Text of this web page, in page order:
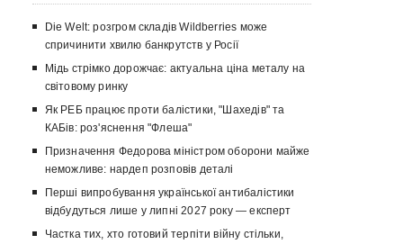
Die Welt: розгром складів Wildberries може
спричинити хвилю банкрутств у Росії
Мідь стрімко дорожчає: актуальна ціна металу на
світовому ринку
Як РЕБ працює проти балістики, "Шахедів" та
КАБів: роз'яснення "Флеша"
Призначення Федорова міністром оборони майже
неможливе: нардеп розповів деталі
Перші випробування української антибалістики
відбудуться лише у липні 2027 року — експерт
Частка тих, хто готовий терпіти війну стільки,